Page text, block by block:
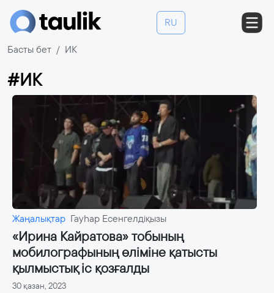
RU
Басты бет ИК
#ИК
Жаңалықтар Гауһар Есенгелдіқызы
«Ирина Кайратова» тобының
мобилографының өліміне қатысты
қылмыстық іс қозғалды
30 қазан, 2023